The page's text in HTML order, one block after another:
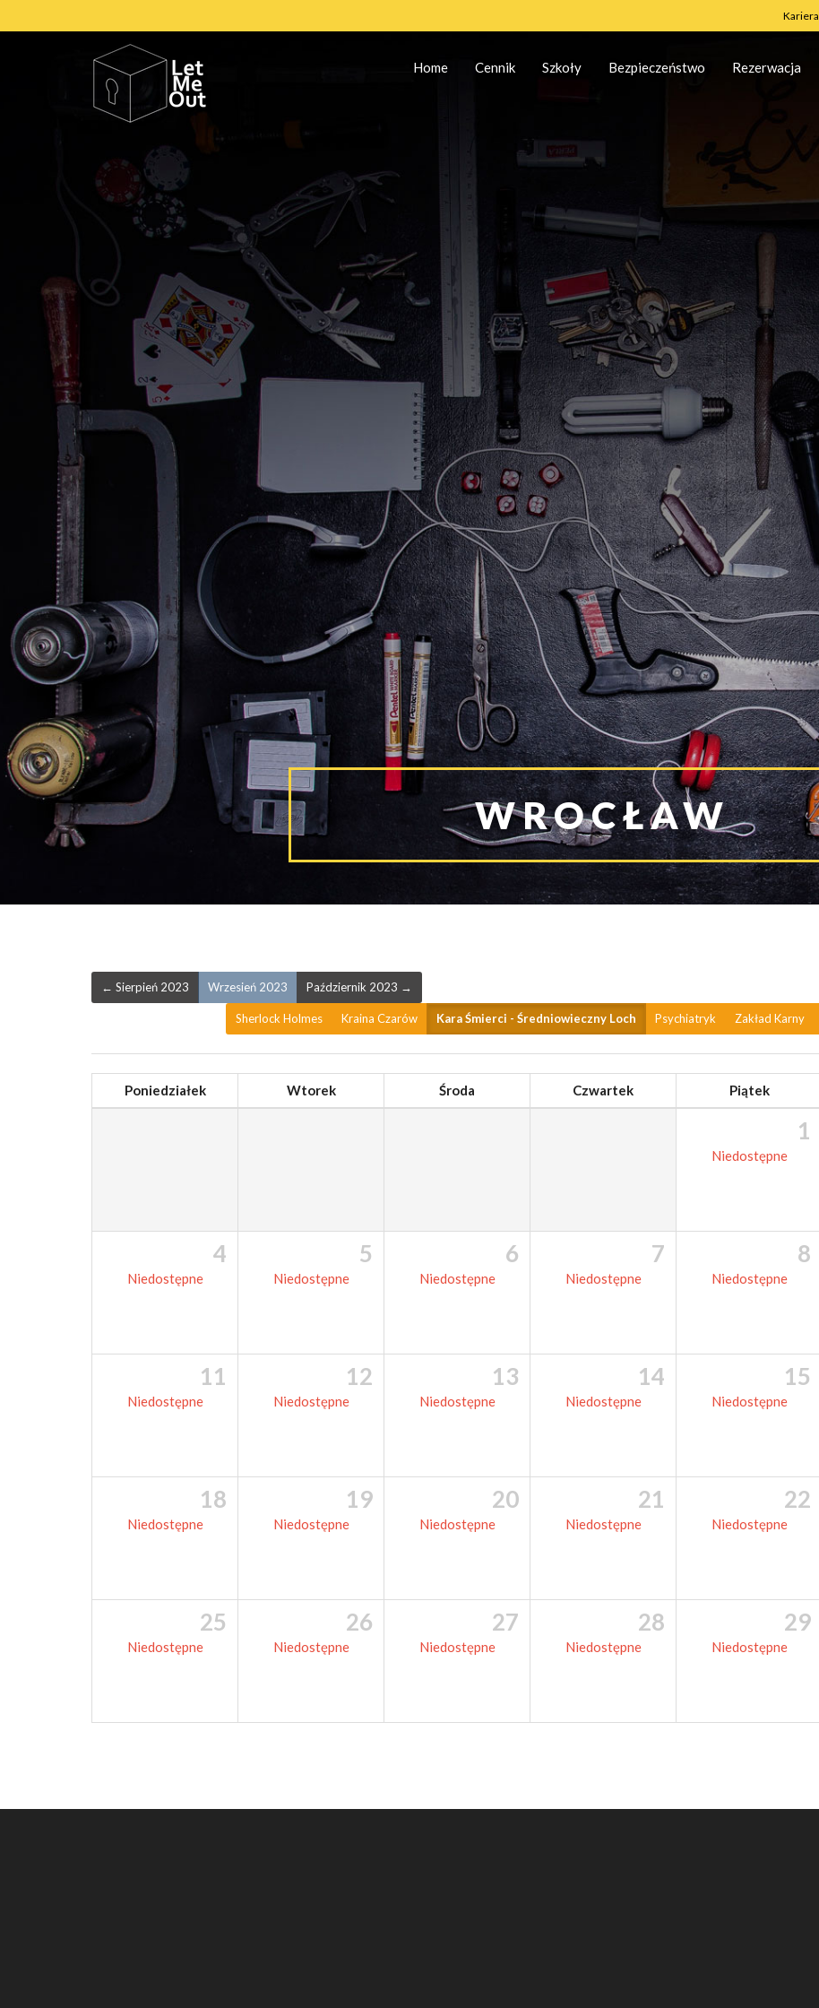
Kariera
Home Cennik Szkoły Bezpieczeństwo Rezerwacja
WROCŁAW
← Sierpień 2023 Wrzesień 2023 Październik 2023 →
Sherlock Holmes Kraina Czarów Kara Śmierci - Średniowieczny Loch Psychiatryk Zakład Karny
Poniedziałek Wtorek Środa Czwartek Piątek
1
Niedostępne
4
Niedostępne
5
Niedostępne
6
Niedostępne
7
Niedostępne
8
Niedostępne
11
Niedostępne
12
Niedostępne
13
Niedostępne
14
Niedostępne
15
Niedostępne
18
Niedostępne
19
Niedostępne
20
Niedostępne
21
Niedostępne
22
Niedostępne
25
Niedostępne
26
Niedostępne
27
Niedostępne
28
Niedostępne
29
Niedostępne